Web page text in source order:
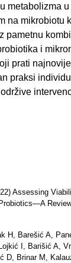
metabolizma
na mikrobiotu
pametnu
i
prati
praksi
Assessing
H, Barešić A,
I, Barišić A,
D, Brinar M,